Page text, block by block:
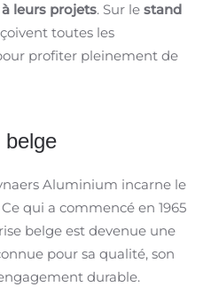
leurs projets. Sur le stand
toutes les
profiter pleinement de
belge
Aluminium incarne le
Ce qui a commencé en 1965
belge est devenue une
pour sa qualité, son
durable.